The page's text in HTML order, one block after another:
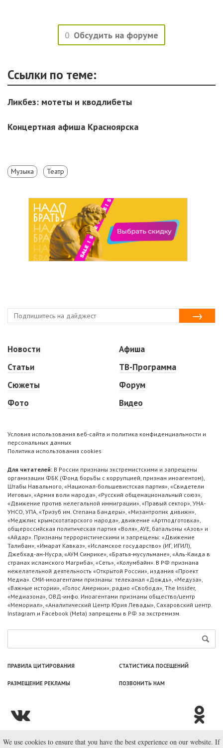
0 Обсудить на форуме
Ссылки по теме:
Ликбез: мотеты и кводлибеты
Концертная афиша Красноярска
Музыка Театр
Новости
Статьи
Сюжеты
Фото
Афиша
ТВ-Программа
Форум
Видео
Условия использования веб-сайта и политика конфиденциальности и
персональных данных
Политика использования cookies
Для читателей: В России признаны экстремистскими и запрещены
организации ФБК (Фонд борьбы с коррупцией, признан иноагентом),
Штабы Навального, «Национал-большевистская партия», «Свидетели
Иеговы», «Армия воли народа», «Русский общенациональный союз»,
«Движение против нелегальной иммиграции», «Правый сектор», УНА-
УНСО, УПА, «Тризуб им. Степана Бандеры», «Мизантропик дивижн»,
«Меджлис крымскотатарского народа», движение «Артподготовка»,
общероссийская политическая партия «Воля», АУЕ, батальоны «Азов» и
«Айдар». Признаны террористическими и запрещены: «Движение
Талибан», «Имарат Кавказ», «Исламское государство» (ИГ, ИГИЛ),
Джебхад-ан-Нусра, «АУМ Синрике», «Братья-мусульмане», «Аль-Каида в
странах исламского Магриба», «Сеть», «Колумбайн». В РФ признана
нежелательной деятельность «Открытой России», издания «Проект
Медиа». СМИ-иноагентами признаны: телеканал «Дождь», «Медуза»,
«Важные истории», «Голос Америки», радио «Свобода», The Insider,
«Медиазона», ОВД-инфо. Иноагентами признаны общество/центр
«Мемориал», «Аналитический Центр Юрия Левады», Сахаровский центр.
Instagram и Facebook (Metа) запрещены в РФ за экстремизм.
ПРАВИЛА ЦИТИРОВАНИЯ СТАТИСТИКА ПОСЕЩЕНИЙ
РАЗМЕЩЕНИЕ РЕКЛАМЫ ПОЗВОНИТЬ НАМ
© ООО «Лаборатория Новоcтей», 2003—2026.
We use cookies to ensure that you have the best experience on our website. If